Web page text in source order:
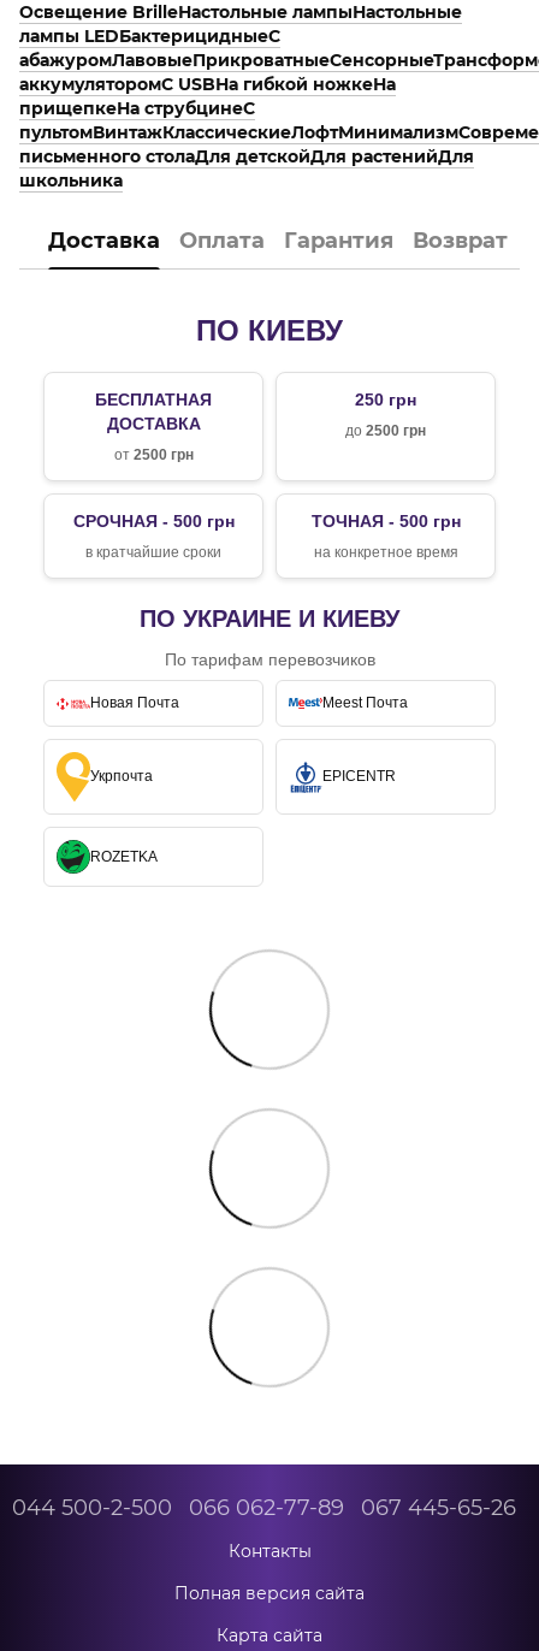
Освещение BrilleНастольные лампыНастольные
лампы LEDБактерицидныеС
абажуромЛавовыеПрикроватныеСенсорные
аккумуляторомС USBНа гибкой ножкеНа
прищепкеНа струбцинеС
пультомВинтажКлассическиеЛофтМинимализм
письменного столаДля детскойДля растенийДля
школьника
Доставка Оплата Гарантия Возврат
ПО КИЕВУ
БЕСПЛАТНАЯ
ДОСТАВКА
от 2500 грн
250 грн
до 2500 грн
СРОЧНАЯ - 500 грн
в кратчайшие сроки
ТОЧНАЯ - 500 грн
на конкретное время
ПО УКРАИНЕ И КИЕВУ
По тарифам перевозчиков
Новая Почта Meest Почта
Укрпочта EPICENTR
ROZETKA
044 500-2-500 066 062-77-89 067 445-65-26
Контакты
Полная версия сайта
Карта сайта